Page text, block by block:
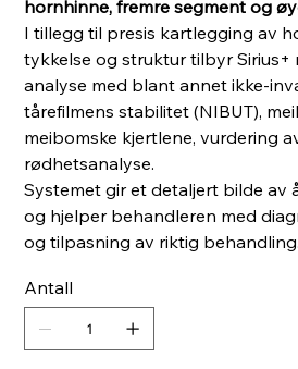
hornhinne, fremre segment og
I tillegg til presis kartlegging av
tykkelse og struktur tilbyr Sirius+
analyse med blant annet ikke-
tårefilmens stabilitet (NIBUT),
meibomske kjertlene, vurdering
rødhetsanalyse.
Systemet gir et detaljert bilde av
og hjelper behandleren med
og tilpasning av riktig behandling.
Antall